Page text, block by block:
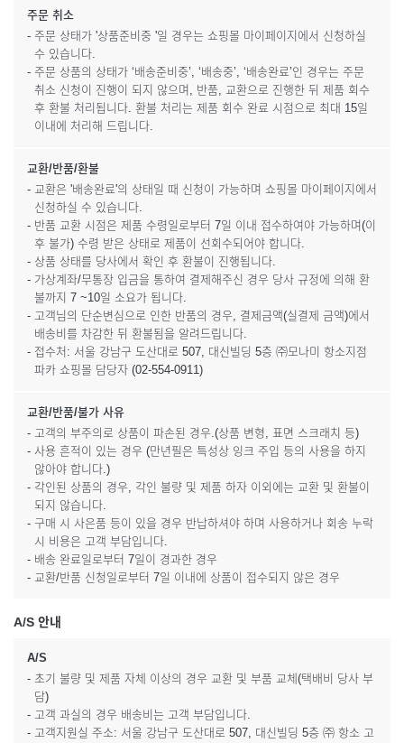
주문 취소
- 주문 상태가 '상품준비중 '일 경우는 쇼핑몰 마이페이지에서 신청하실
수 있습니다.
- 주문 상품의 상태가 ‘배송준비중’, ‘배송중’, ‘배송완료’인 경우는 주문
취소 신청이 진행이 되지 않으며, 반품, 교환으로 진행한 뒤 제품 회수
후 환불 처리됩니다. 환불 처리는 제품 회수 완료 시점으로 최대 15일
이내에 처리해 드립니다.
교환/반품/환불
- 교환은 '배송완료'의 상태일 때 신청이 가능하며 쇼핑몰 마이페이지에서
신청하실 수 있습니다.
- 반품 교환 시점은 제품 수령일로부터 7일 이내 접수하여야 가능하며(이
후 불가) 수령 받은 상태로 제품이 선회수되어야 합니다.
- 상품 상태를 당사에서 확인 후 환불이 진행됩니다.
- 가상계좌/무통장 입금을 통하여 결제해주신 경우 당사 규정에 의해 환
불까지 7 ~10일 소요가 됩니다.
- 고객님의 단순변심으로 인한 반품의 경우, 결제금액(실결제 금액)에서
배송비를 차감한 뒤 환불됨을 알려드립니다.
- 접수처: 서울 강남구 도산대로 507, 대신빌딩 5층 ㈜모나미 항소지점
파카 쇼핑몰 담당자 (02-554-0911)
교환/반품/불가 사유
- 고객의 부주의로 상품이 파손된 경우.(상품 변형, 표면 스크래치 등)
- 사용 흔적이 있는 경우 (만년필은 특성상 잉크 주입 등의 사용을 하지
않아야 합니다.)
- 각인된 상품의 경우, 각인 불량 및 제품 하자 이외에는 교환 및 환불이
되지 않습니다.
- 구매 시 사은품 등이 있을 경우 반납하셔야 하며 사용하거나 회송 누락
시 비용은 고객 부담입니다.
- 배송 완료일로부터 7일이 경과한 경우
- 교환/반품 신청일로부터 7일 이내에 상품이 접수되지 않은 경우
A/S 안내
A/S
- 초기 불량 및 제품 자체 이상의 경우 교환 및 부품 교체(택배비 당사 부
담)
- 고객 과실의 경우 배송비는 고객 부담입니다.
- 고객지원실 주소: 서울 강남구 도산대로 507, 대신빌딩 5층 ㈜ 항소 고